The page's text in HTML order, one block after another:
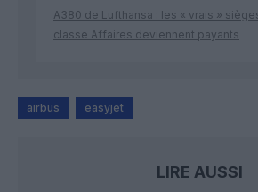
A380 de Lufthansa : les « vrais »
classe Affaires deviennent payants
airbus easyjet
LIRE AUSSI